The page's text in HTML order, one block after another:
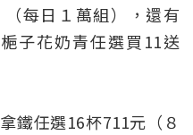
（每日１萬組），還有
子花奶青任選買11送
鐵任選16杯711元（８